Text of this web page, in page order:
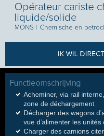
Opérateur cariste
liquide/solide
MONS I Chemische en
IK WIL
Functieomschrijving
Acheminer, via rail
zone de déchargement
Décharger des wagons
vue d’alimenter les unités
Charger des camions